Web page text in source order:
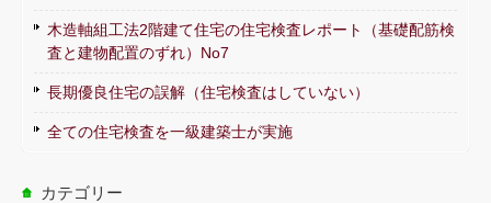
木造軸組工法2階建て住宅の住宅検査レポート（基礎配筋検
査と建物配置のずれ）No7
長期優良住宅の誤解（住宅検査はしていない）
全ての住宅検査を一級建築士が実施
カテゴリー